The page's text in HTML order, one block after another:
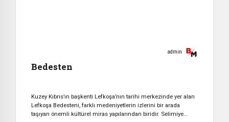
admin
Bedesten
Kuzey Kıbrıs’ın başkenti Lefkoşa’nın tarihi merkezinde yer alan
Lefkoşa Bedesteni, farklı medeniyetlerin izlerini bir arada
taşıyan önemli kültürel miras yapılarından biridir. Selimiye